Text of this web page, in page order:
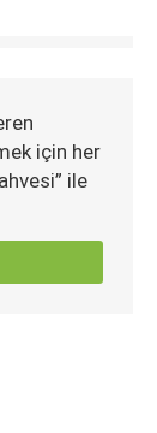
için her
ile